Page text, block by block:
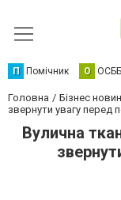
П Помічник О ОСББ
Головна Бізнес
звернути увагу перед
Вулична